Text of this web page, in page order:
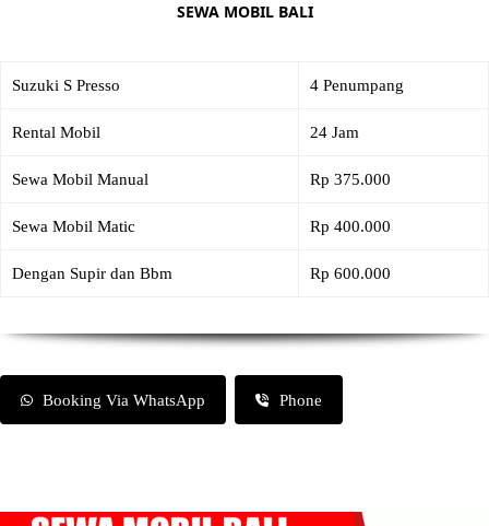
SEWA MOBIL BALI
Suzuki S Presso 4 Penumpang
Rental Mobil 24 Jam
Sewa Mobil Manual Rp 375.000
Sewa Mobil Matic Rp 400.000
Dengan Supir dan Bbm Rp 600.000
Booking Via WhatsApp Phone